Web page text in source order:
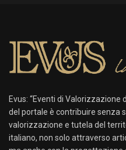
Evus: “Eventi di Valorizzazione
del portale è contribuire senza
valorizzazione e tutela del
italiano, non solo attraverso